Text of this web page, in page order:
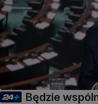
Będzie